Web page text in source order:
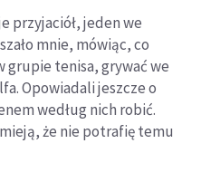
przyjaciół, jeden we
mnie, mówiąc, co
grupie tenisa, grywać we
Opowiadali jeszcze o
według nich robić.
że nie potrafię temu